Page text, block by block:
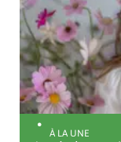
À LA UNE